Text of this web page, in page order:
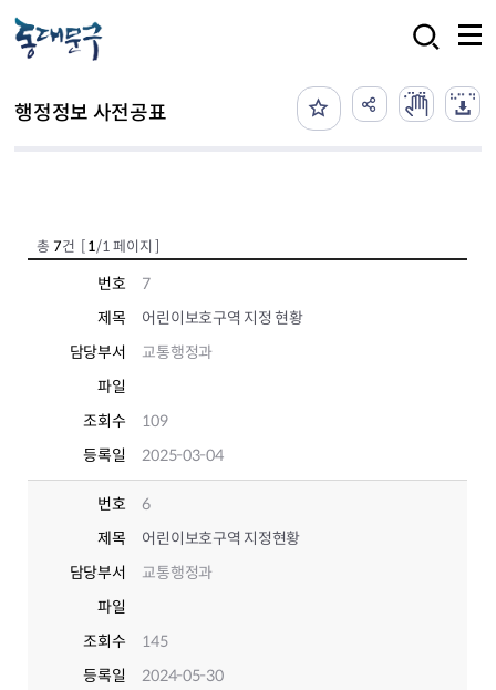
행정정보 사전공표
총 7건 [ 1/1 페이지 ]
번호
7
제목
어린이보호구역 지정 현황
담당부서
교통행정과
파일
조회수
109
등록일
2025-03-04
번호
6
제목
어린이보호구역 지정현황
담당부서
교통행정과
파일
조회수
145
등록일
2024-05-30